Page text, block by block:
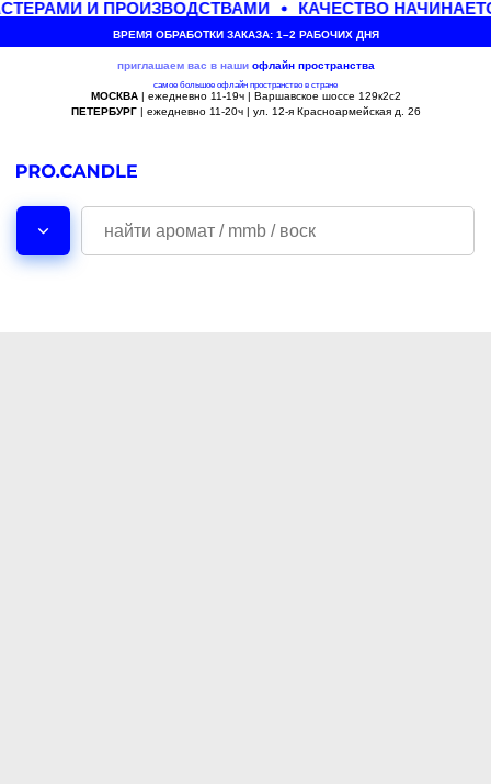
И ПРОИЗВОДСТВАМИ КАЧЕСТВО
ВРЕМЯ ОБРАБОТКИ ЗАКАЗА: 1–2 РАБОЧИХ ДНЯ
приглашаем вас в наши офлайн пространства
самое большое офлайн пространство в стране
МОСКВА| ежедневно 11-19ч | Варшавское шоссе 129к2с2
ПЕТЕРБУРГ| ежедневно 11-20ч | ул. 12-я Красноармейская д. 26